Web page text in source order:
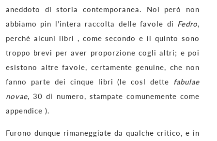
aneddoto di storia contemporanea. Noi però non
abbiamo pin l’intera raccolta delle favole di Fedro,
perché alcuni libri , come secondo e il quinto sono
troppo brevi per aver proporzione cogli altri; e poi
esistono altre favole, certamente genuine, che non
fanno parte dei cinque libri (le cosl dette
fabulae
novae, 30 di numero, stampate comunemente come
appendice ).
Furono dunque rimaneggiate da qualche critico, e in